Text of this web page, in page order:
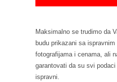
Maksimalno se trudimo da
budu prikazani sa
fotografijama i cenama, ali
garantovati da su svi
ispravni.